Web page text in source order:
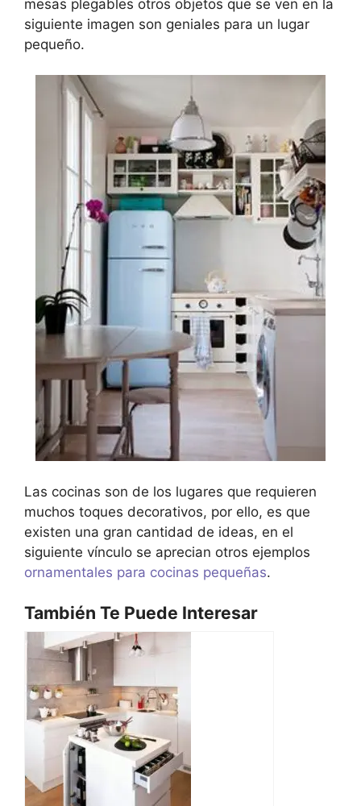
mesas plegables otros objetos que se ven en la
siguiente imagen son geniales para un lugar
pequeño.
Las cocinas son de los lugares que requieren
muchos toques decorativos, por ello, es que
existen una gran cantidad de ideas, en el
siguiente vínculo se aprecian otros ejemplos
ornamentales para cocinas pequeñas.
También Te Puede Interesar